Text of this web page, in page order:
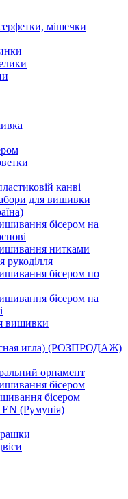
мішечки
канві
для вишивки
бісером на
нитками
рукоділля
бісером по
бісером на
вишивки
игла) (РОЗПРОДАЖ)
орнамент
бісером
бісером
(Румунія)